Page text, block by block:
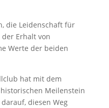
die Leidenschaft für
Erhalt von
Werte der beiden
hat mit dem
Meilenstein
diesen Weg